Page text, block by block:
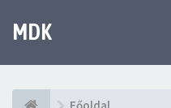
MDK